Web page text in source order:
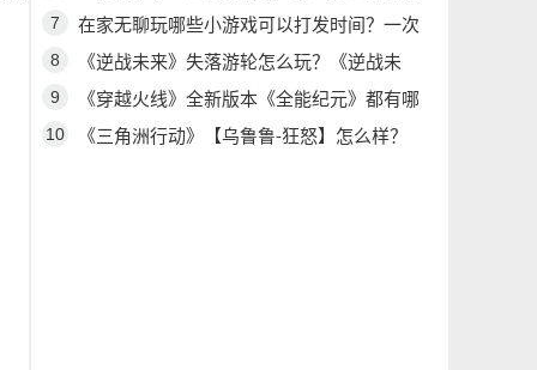
最强搭配推荐
在家无聊玩哪些小游戏可以打发时间？一次
分享六个耐玩微信小游戏！
《逆战未来》失落游轮怎么玩？《逆战未
来》失落游轮攻略！
《穿越火线》全新版本《全能纪元》都有哪
些更新？《穿越火线》怀旧版有哪些更新？
《三角洲行动》【乌鲁鲁-狂怒】怎么样？